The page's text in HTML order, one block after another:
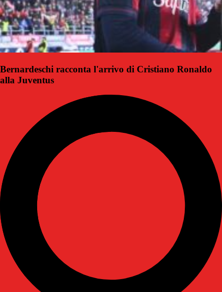
Bernardeschi racconta l'arrivo di Cristiano Ronaldo
alla Juventus